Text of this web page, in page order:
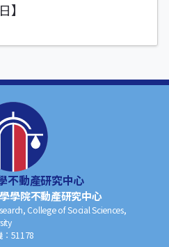
不動產研究中心
學院不動產研究中心
College of Social Sciences,
51178